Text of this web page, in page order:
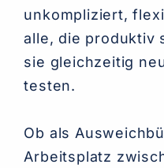
unkompliziert,
alle, die produktiv
sie gleichzeitig
testen.
Ob als
Arbeitsplatz